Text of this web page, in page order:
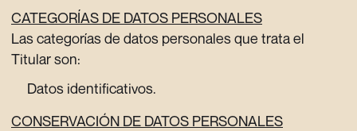
CATEGORÍAS DE DATOS PERSONALES
Las categorías de datos personales que trata el
Titular son:
Datos identificativos.
CONSERVACIÓN DE DATOS PERSONALES